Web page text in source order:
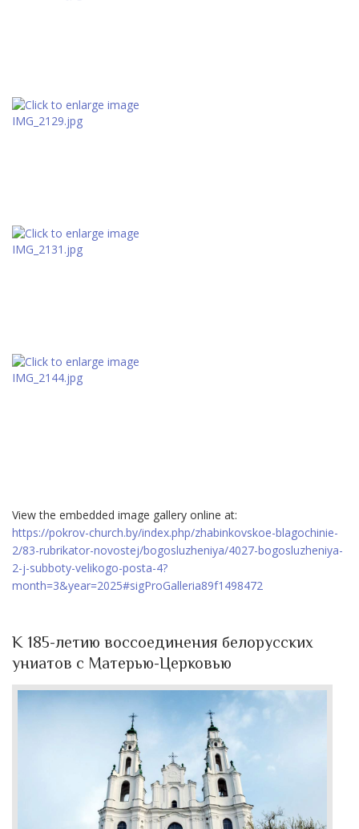
View the embedded image gallery online at:
https://pokrov-church.by/index.php/zhabinkovskoe-blagochinie-
2/83-rubrikator-novostej/bogosluzheniya/4027-bogosluzheniya-
2-j-subboty-velikogo-posta-4?
month=3&year=2025#sigProGalleria89f1498472
К 185-летию воссоединения белорусских
униатов с Матерью-Церковью